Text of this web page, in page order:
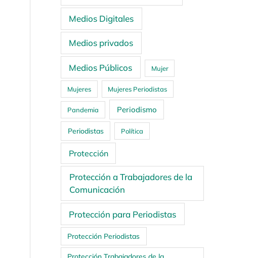
Medios Digitales
Medios privados
Medios Públicos Mujer
Mujeres Mujeres Periodistas
Pandemia Periodismo
Periodistas Política
Protección
Protección a Trabajadores de la
Comunicación
Protección para Periodistas
Protección Periodistas
Protección Trabajadores de la